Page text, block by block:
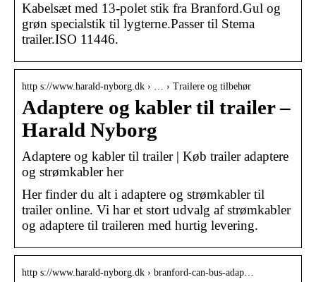
Kabelsæt med 13-polet stik fra Branford.Gul og
grøn specialstik til lygterne.Passer til Stema
trailer.ISO 11446.
http s://www.harald-nyborg.dk › … › Trailere og tilbehør
Adaptere og kabler til trailer –
Harald Nyborg
Adaptere og kabler til trailer | Køb trailer adaptere
og strømkabler her
Her finder du alt i adaptere og strømkabler til
trailer online. Vi har et stort udvalg af strømkabler
og adaptere til traileren med hurtig levering.
http s://www.harald-nyborg.dk › branford-can-bus-adap…